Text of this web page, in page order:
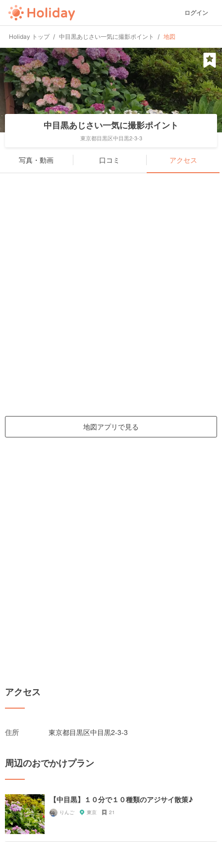
ログイン
Holiday トップ 中目黒あじさい一気に撮影ポイント 地図
中目黒あじさい一気に撮影ポイント
東京都目黒区中目黒2-3-3
写真・動画 口コミ アクセス
地図アプリで見る
アクセス
住所 東京都目黒区中目黒2-3-3
周辺のおでかけプラン
【中目黒】１０分で１０種類のアジサイ散策♪
りんご 東京 21